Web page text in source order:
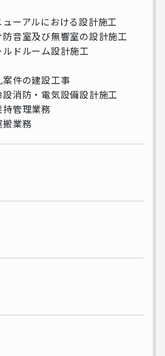
ーアルにおける設計施工
音室及び無響室の設計施工
ドルーム設計施工
件の建設工事
消防・電気設備設計施工
管理業務
搬業務